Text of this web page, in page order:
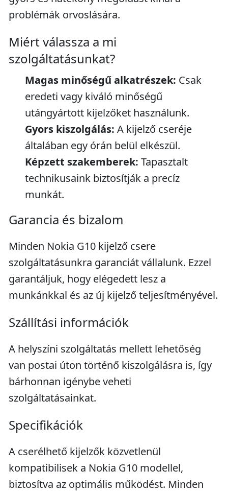
problémák orvoslására.
Miért válassza a mi
szolgáltatásunkat?
Magas minőségű alkatrészek: Csak
eredeti vagy kiváló minőségű
utángyártott kijelzőket használunk.
Gyors kiszolgálás: A kijelző cseréje
általában egy órán belül elkészül.
Képzett szakemberek: Tapasztalt
technikusaink biztosítják a precíz
munkát.
Garancia és bizalom
Minden Nokia G10 kijelző csere
szolgáltatásunkra garanciát vállalunk. Ezzel
garantáljuk, hogy elégedett lesz a
munkánkkal és az új kijelző teljesítményével.
Szállítási információk
A helyszíni szolgáltatás mellett lehetőség
van postai úton történő kiszolgálásra is, így
bárhonnan igénybe veheti
szolgáltatásainkat.
Specifikációk
A cserélhető kijelzők közvetlenül
kompatibilisek a Nokia G10 modellel,
biztosítva az optimális működést. Minden